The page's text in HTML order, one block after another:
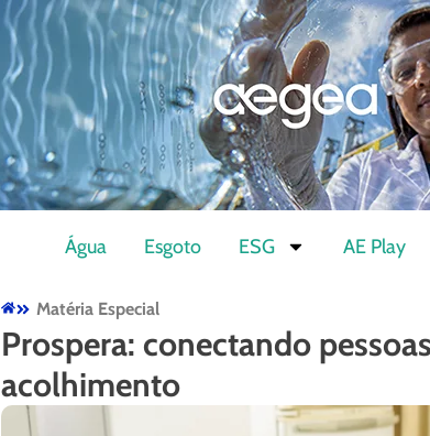
Água Esgoto ESG AE Play
Matéria Especial
Prospera: conectando
acolhimento